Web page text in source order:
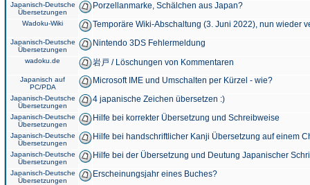
Japanisch-Deutsche
Übersetzungen
Porzellanmarke, Schälchen aus Japan?
Wadoku-Wiki Temporäre Wiki-Abschaltung (3. Juni 2022), nun wieder
Japanisch-Deutsche
Übersetzungen
Nintendo 3DS Fehlermeldung
wadoku.de 岩戸 / Löschungen von Kommentaren
Japanisch auf
PC/PDA
Microsoft IME und Umschalten per Kürzel - wie?
Japanisch-Deutsche
Übersetzungen
4 japanische Zeichen übersetzen :)
Japanisch-Deutsche
Übersetzungen
Hilfe bei korrekter Übersetzung und Schreibweise
Japanisch-Deutsche
Übersetzungen
Hilfe bei handschriftlicher Kanji Übersetzung auf einem
Japanisch-Deutsche
Übersetzungen
Hilfe bei der Übersetzung und Deutung Japanischer
Japanisch-Deutsche
Übersetzungen
Erscheinungsjahr eines Buches?